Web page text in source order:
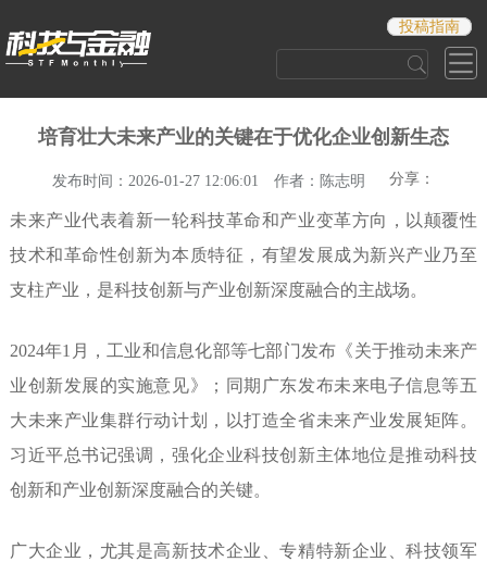
投稿指南
培育壮大未来产业的关键在于优化企业创新生态
发布时间：2026-01-27 12:06:01 作者：陈志明 分享：
未来产业代表着新一轮科技革命和产业变革方向，以颠覆性
技术和革命性创新为本质特征，有望发展成为新兴产业乃至
支柱产业，是科技创新与产业创新深度融合的主战场。
2024年1月，工业和信息化部等七部门发布《关于推动未来产
业创新发展的实施意见》；同期广东发布未来电子信息等五
大未来产业集群行动计划，以打造全省未来产业发展矩阵。
习近平总书记强调，强化企业科技创新主体地位是推动科技
创新和产业创新深度融合的关键。
广大企业，尤其是高新技术企业、专精特新企业、科技领军